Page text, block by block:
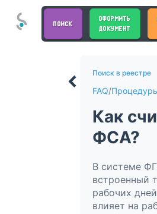
ПОИСК
ОФОРМИТЬ
ДОКУМЕНТ
Поиск в реестре
FAQ/
Как
ФСА?
В системе
встроенный
рабочих
влияет на